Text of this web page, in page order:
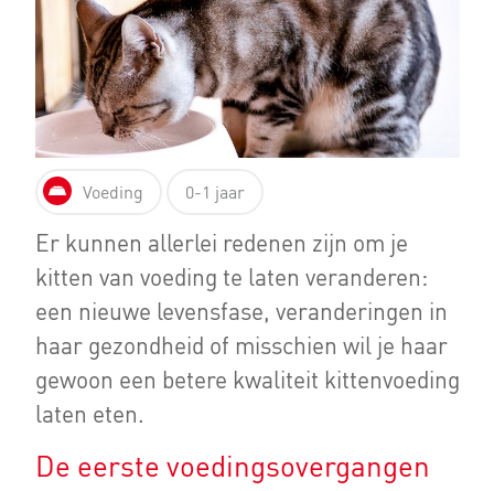
Voeding 0-1 jaar
Er kunnen allerlei redenen zijn om je
kitten van voeding te laten veranderen:
een nieuwe levensfase, veranderingen in
haar gezondheid of misschien wil je haar
gewoon een betere kwaliteit kittenvoeding
laten eten.
De eerste voedingsovergangen